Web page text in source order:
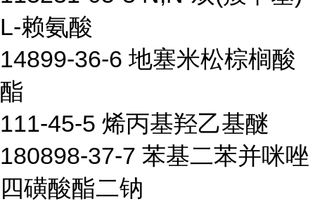
L-赖氨酸
14899-36-6 地塞米松棕榈酸
酯
111-45-5 烯丙基羟乙基醚
180898-37-7 苯基二苯并咪唑
四磺酸酯二钠